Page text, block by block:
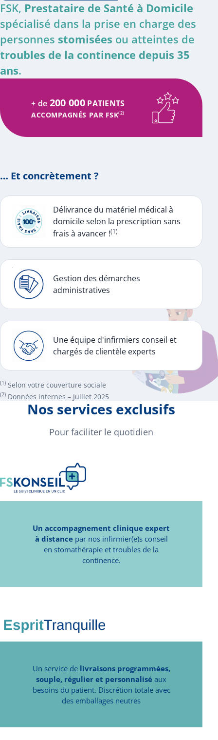
FSK, Prestataire de Santé à Domicile
spécialisé dans la prise en charge des
personnes stomisées ou atteintes de
troubles de la continence depuis 35
ans.
+ de 200 000 PATIENTS
ACCOMPAGNÉS PAR FSK(2)
… Et concrètement ?
Délivrance du matériel médical à
domicile selon la prescription sans
frais à avancer !(1)
Gestion des démarches
administratives
Une équipe d'infirmiers conseil et
chargés de clientèle experts
(1) Selon votre couverture sociale
(2) Données internes – Juillet 2025
Nos services exclusifs
Pour faciliter le quotidien
Un accompagnement clinique expert
à distancepar nos infirmier(e)s conseil
en stomathérapie et troubles de la
continence.
Un service de livraisons programmées,
souple, régulier et personnalisé aux
besoins du patient. Discrétion totale avec
des emballages neutres